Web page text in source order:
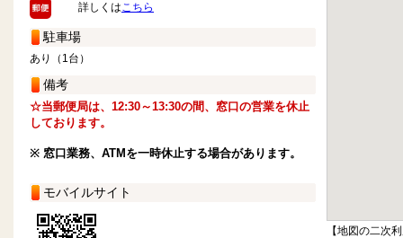
詳しくはこちら
駐車場
あり（1台）
備考
☆当郵便局は、12:30～13:30の間、窓口の営業を休止
しております。
※ 窓口業務、ATMを一時休止する場合があります。
モバイルサイト
【地図の二次